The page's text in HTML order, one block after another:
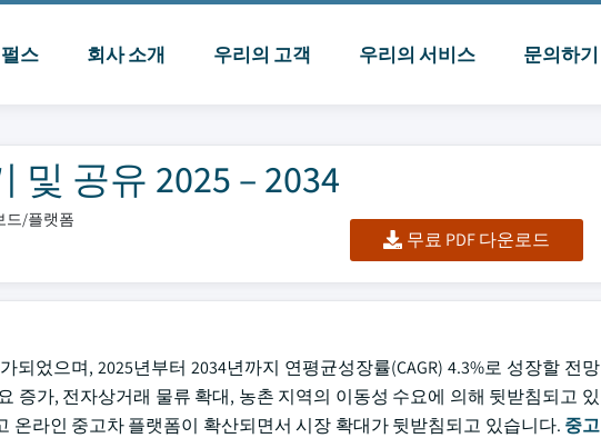
스 회사 소개 우리의 고객 우리의 서비스 문의하기
공유 2025 – 2034
드/플랫폼
무료 PDF 다운로드
었으며, 2025년부터 2034년까지 연평균성장률(CAGR) 4.3%로 성장할 전망
증가, 전자상거래 물류 확대, 농촌 지역의 이동성 수요에 의해 뒷받침되고 있
라인 중고차 플랫폼이 확산되면서 시장 확대가 뒷받침되고 있습니다. 중고